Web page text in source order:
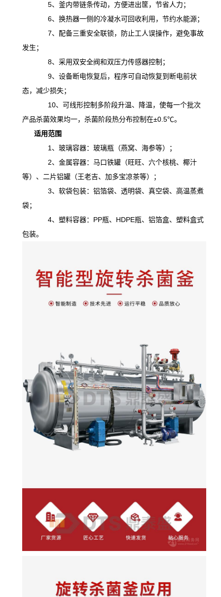
5、釜内带链条传动，方便进出筐，节省人力；
6、换热器一侧的冷凝水可回收利用，节约水能源；
7、配备三重安全联锁，防止工人误操作，避免事故
发生；
8、采用双安全阀和双压力传感器控制；
9、设备断电恢复后，程序可自动恢复到断电前状
态，减少损失；
10、可线形控制多阶段升温、降温， 使每一个批次
产品杀菌效果均一，杀菌阶段热分布控制在±0.5℃。
适用范围
1、玻璃容器：玻璃瓶（燕窝、海参等）；
2、金属容器：马口铁罐（旺旺、六个核桃、椰汁
等）、二片铝罐（王老吉、加多宝凉茶等）；
3、软袋包装：铝箔袋、透明袋、真空袋、高温蒸煮
袋；
4、塑料容器：PP瓶、HDPE瓶、铝箔盒、塑料盒式
包装。